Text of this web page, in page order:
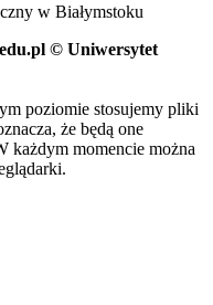
w Białymstoku
© Uniwersytet
poziomie stosujemy pliki
że będą one
każdym momencie można